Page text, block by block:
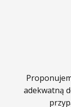
adekwatną